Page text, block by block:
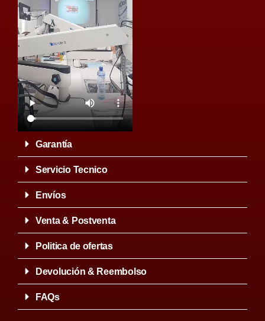
Garantía
Servicio Tecnico
Envíos
Venta & Postventa
Politica de ofertas
Devolución & Reembolso
FAQs